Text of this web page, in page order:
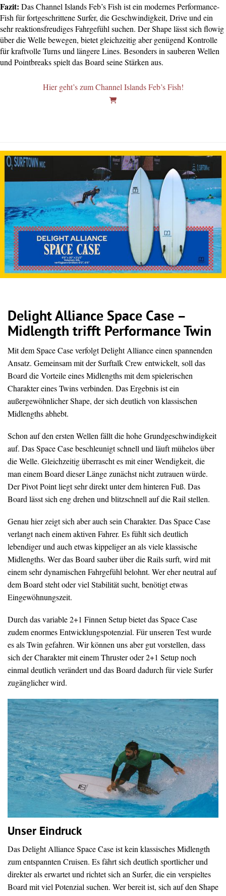
Fazit: Das Channel Islands Feb’s Fish ist ein modernes Performance-
Fish für fortgeschrittene Surfer, die Geschwindigkeit, Drive und ein
sehr reaktionsfreudiges Fahrgefühl suchen. Der Shape lässt sich flowig
über die Welle bewegen, bietet gleichzeitig aber genügend Kontrolle
für kraftvolle Turns und längere Lines. Besonders in sauberen Wellen
und Pointbreaks spielt das Board seine Stärken aus.
Hier geht’s zum Channel Islands Feb’s Fish!
Delight Alliance Space Case –
Midlength trifft Performance Twin
Mit dem Space Case verfolgt Delight Alliance einen spannenden
Ansatz. Gemeinsam mit der Surftalk Crew entwickelt, soll das
Board die Vorteile eines Midlengths mit dem spielerischen
Charakter eines Twins verbinden. Das Ergebnis ist ein
außergewöhnlicher Shape, der sich deutlich von klassischen
Midlengths abhebt.
Schon auf den ersten Wellen fällt die hohe Grundgeschwindigkeit
auf. Das Space Case beschleunigt schnell und läuft mühelos über
die Welle. Gleichzeitig überrascht es mit einer Wendigkeit, die
man einem Board dieser Länge zunächst nicht zutrauen würde.
Der Pivot Point liegt sehr direkt unter dem hinteren Fuß. Das
Board lässt sich eng drehen und blitzschnell auf die Rail stellen.
Genau hier zeigt sich aber auch sein Charakter. Das Space Case
verlangt nach einem aktiven Fahrer. Es fühlt sich deutlich
lebendiger und auch etwas kippeliger an als viele klassische
Midlengths. Wer das Board sauber über die Rails surft, wird mit
einem sehr dynamischen Fahrgefühl belohnt. Wer eher neutral auf
dem Board steht oder viel Stabilität sucht, benötigt etwas
Eingewöhnungszeit.
Durch das variable 2+1 Finnen Setup bietet das Space Case
zudem enormes Entwicklungspotenzial. Für unseren Test wurde
es als Twin gefahren. Wir können uns aber gut vorstellen, dass
sich der Charakter mit einem Thruster oder 2+1 Setup noch
einmal deutlich verändert und das Board dadurch für viele Surfer
zugänglicher wird.
Unser Eindruck
Das Delight Alliance Space Case ist kein klassisches Midlength
zum entspannten Cruisen. Es fährt sich deutlich sportlicher und
direkter als erwartet und richtet sich an Surfer, die ein verspieltes
Board mit viel Potenzial suchen. Wer bereit ist, sich auf den Shape